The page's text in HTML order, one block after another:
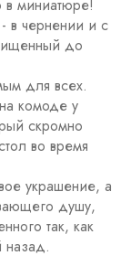
в миниатюре!
- в чернении и с
до
для всех.
комоде у
скромно
во время
украшение, а
душу,
так, как
назад.